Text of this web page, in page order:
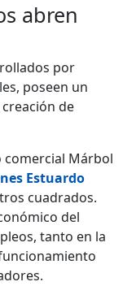
abren
por
poseen un
de
comercial Márbol
Estuardo
cuadrados.
del
tanto en la